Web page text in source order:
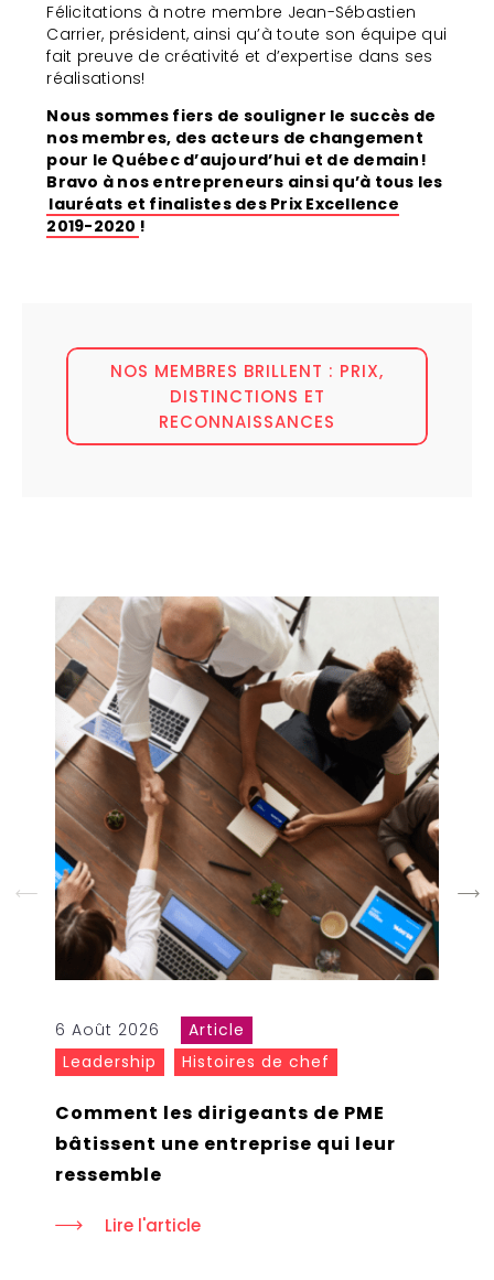
Félicitations à notre membre Jean-Sébastien
Carrier, président, ainsi qu’à toute son équipe qui
fait preuve de créativité et d’expertise dans ses
réalisations!
Nous sommes fiers de souligner le succès de
nos membres, des acteurs de changement
pour le Québec d’aujourd’hui et de demain!
Bravo à nos entrepreneurs ainsi qu’à tous les
lauréats et finalistes des Prix Excellence
2019-2020 !
NOS MEMBRES BRILLENT : PRIX,
DISTINCTIONS ET
RECONNAISSANCES
6 Août 2026
Article
Leadership
Histoires de chef
Comment les dirigeants de PME
bâtissent une entreprise qui leur
ressemble
Lire l'article